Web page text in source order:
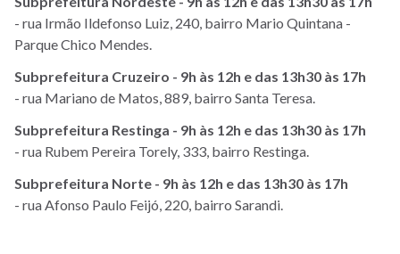
- rua Irmão Ildefonso Luiz, 240, bairro Mario Quintana -
Parque Chico Mendes.
Subprefeitura Cruzeiro - 9h às 12h e das 13h30 às 17h
- rua Mariano de Matos, 889, bairro Santa Teresa.
Subprefeitura Restinga - 9h às 12h e das 13h30 às 17h
- rua Rubem Pereira Torely, 333, bairro Restinga.
Subprefeitura Norte - 9h às 12h e das 13h30 às 17h
- rua Afonso Paulo Feijó , 220, bairro Sarandi.